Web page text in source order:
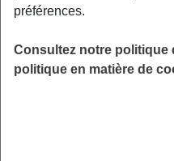
logique : pour toucher le
Avoir travaillé au
910 heures) sur les
préférences.
Consultez notre politique
politique en matière de